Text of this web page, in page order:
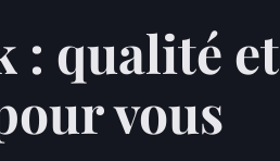
: qualité et
vous